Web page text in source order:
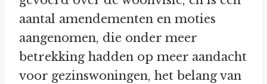
aantal amendementen en moties
aangenomen, die onder meer
betrekking hadden op meer aandacht
voor gezinswoningen, het belang van